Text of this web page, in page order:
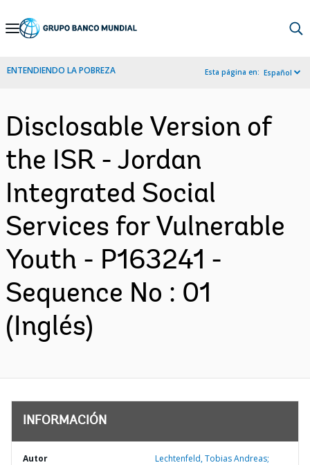
Skip
Navigation
ENTENDIENDO LA POBREZA Esta página en: Español
Disclosable Version of
the ISR - Jordan
Integrated Social
Services for Vulnerable
Youth - P163241 -
Sequence No : 01
(Inglés)
INFORMACIÓN
Autor Lechtenfeld, Tobias Andreas;